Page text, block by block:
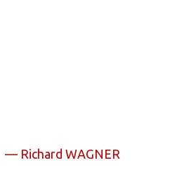
— Richard WAGNER